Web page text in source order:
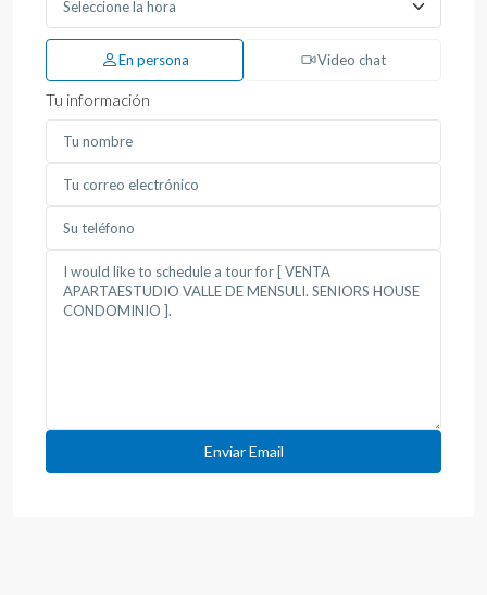
En persona Video chat
Tu información